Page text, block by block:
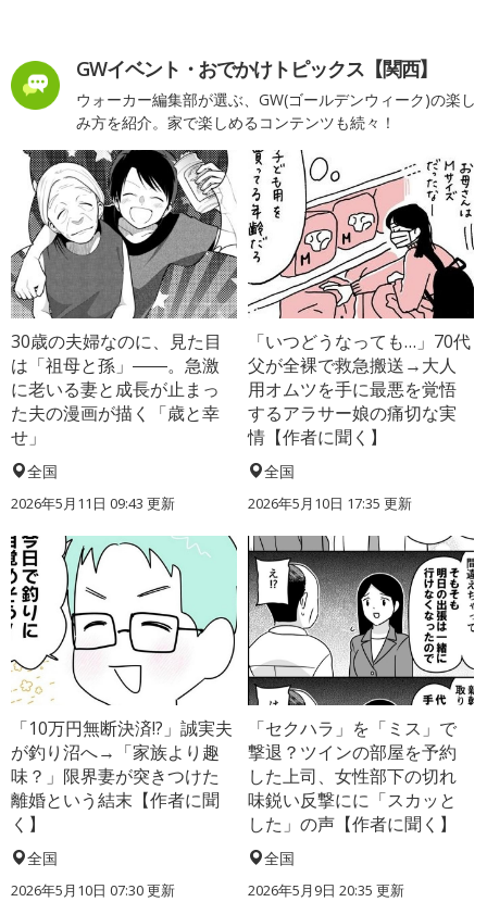
GWイベント・おでかけトピックス【関西】
ウォーカー編集部が選ぶ、GW(ゴールデンウィーク)の楽し
み方を紹介。家で楽しめるコンテンツも続々！
30歳の夫婦なのに、見た目
は「祖母と孫」――。急激
に老いる妻と成長が止まっ
た夫の漫画が描く「歳と幸
せ」
全国
2026年5月11日 09:43 更新
「いつどうなっても…」70代
父が全裸で救急搬送→大人
用オムツを手に最悪を覚悟
するアラサー娘の痛切な実
情【作者に聞く】
全国
2026年5月10日 17:35 更新
「10万円無断決済!?」誠実夫
が釣り沼へ→「家族より趣
味？」限界妻が突きつけた
離婚という結末【作者に聞
く】
全国
2026年5月10日 07:30 更新
「セクハラ」を「ミス」で
撃退？ツインの部屋を予約
した上司、女性部下の切れ
味鋭い反撃にに「スカッと
した」の声【作者に聞く】
全国
2026年5月9日 20:35 更新